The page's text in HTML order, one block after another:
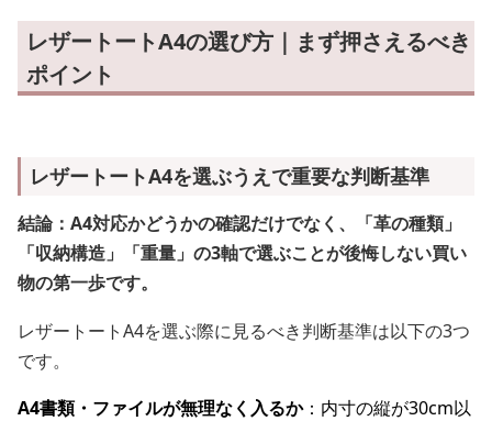
レザートートA4の選び方｜まず押さえるべき
ポイント
レザートートA4を選ぶうえで重要な判断基準
結論：A4対応かどうかの確認だけでなく、「革の種類」
「収納構造」「重量」の3軸で選ぶことが後悔しない買い
物の第一歩です。
レザートートA4を選ぶ際に見るべき判断基準は以下の3つ
です。
A4書類・ファイルが無理なく入るか：内寸の縦が30cm以